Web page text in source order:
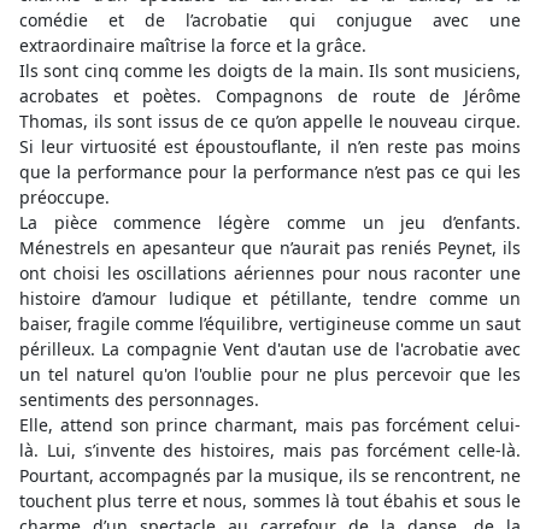
comédie et de l’acrobatie qui conjugue avec une
extraordinaire maîtrise la force et la grâce.
Ils sont cinq comme les doigts de la main. Ils sont musiciens,
acrobates et poètes. Compagnons de route de Jérôme
Thomas, ils sont issus de ce qu’on appelle le nouveau cirque.
Si leur virtuosité est époustouflante, il n’en reste pas moins
que la performance pour la performance n’est pas ce qui les
préoccupe.
La pièce commence légère comme un jeu d’enfants.
Ménestrels en apesanteur que n’aurait pas reniés Peynet, ils
ont choisi les oscillations aériennes pour nous raconter une
histoire d’amour ludique et pétillante, tendre comme un
baiser, fragile comme l’équilibre, vertigineuse comme un saut
périlleux. La compagnie Vent d'autan use de l'acrobatie avec
un tel naturel qu'on l'oublie pour ne plus percevoir que les
sentiments des personnages.
Elle, attend son prince charmant, mais pas forcément celui-
là. Lui, s’invente des histoires, mais pas forcément celle-là.
Pourtant, accompagnés par la musique, ils se rencontrent, ne
touchent plus terre et nous, sommes là tout ébahis et sous le